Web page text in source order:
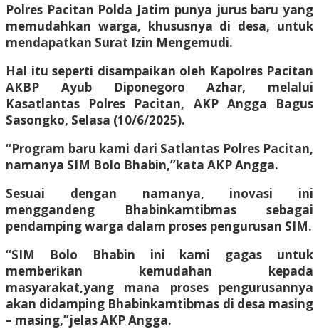
Polres Pacitan Polda Jatim punya jurus baru yang
memudahkan warga, khususnya di desa, untuk
mendapatkan Surat Izin Mengemudi.
Hal itu seperti disampaikan oleh Kapolres Pacitan
AKBP Ayub Diponegoro Azhar, melalui
Kasatlantas Polres Pacitan, AKP Angga Bagus
Sasongko, Selasa (10/6/2025).
“Program baru kami dari Satlantas Polres Pacitan,
namanya SIM Bolo Bhabin,”kata AKP Angga.
Sesuai dengan namanya, inovasi ini
menggandeng Bhabinkamtibmas sebagai
pendamping warga dalam proses pengurusan SIM.
“SIM Bolo Bhabin ini kami gagas untuk
memberikan kemudahan kepada
masyarakat,yang mana proses pengurusannya
akan didamping Bhabinkamtibmas di desa masing
– masing,”jelas AKP Angga.